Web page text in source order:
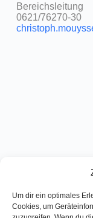
Um dir ein optimales
Cookies, um
Bereichsleitung
0621/76270-30